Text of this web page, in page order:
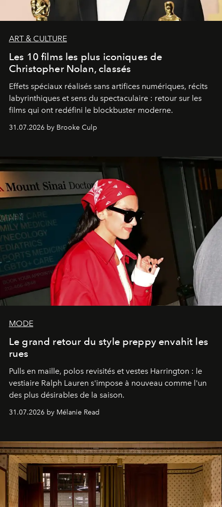
ART & CULTURE
Les 10 films les plus iconiques de
Christopher Nolan, classés
Effets spéciaux réalisés sans artifices numériques, récits
labyrinthiques et sens du spectaculaire : retour sur les
films qui ont redéfini le blockbuster moderne.
31.07.2026 by Brooke Culp
MODE
Le grand retour du style preppy envahit les
rues
Pulls en maille, polos revisités et vestes Harrington : le
vestiaire Ralph Lauren s'impose à nouveau comme l'un
des plus désirables de la saison.
31.07.2026 by Mélanie Read